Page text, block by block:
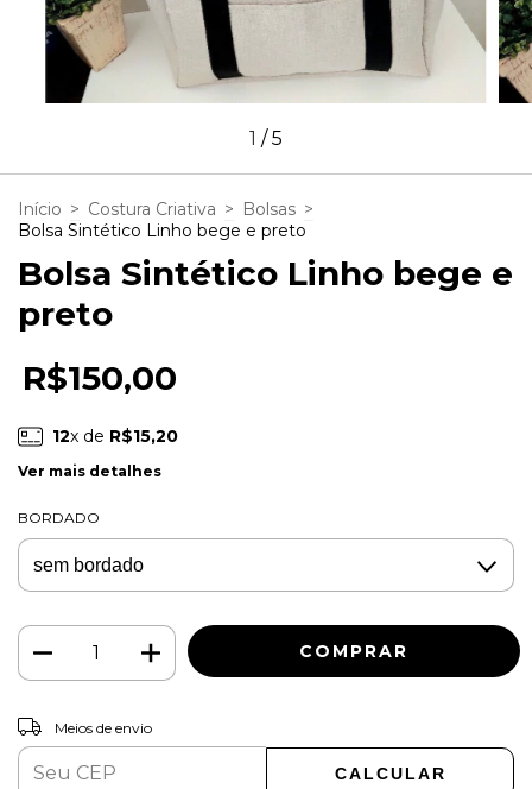
1 /5
Início > Costura Criativa > Bolsas >
Bolsa Sintético Linho bege e preto
Bolsa Sintético Linho bege e
preto
R$150,00
12x de R$15,20
Ver mais detalhes
BORDADO
Entregas para o CEP:
Meios de envio
CALCULAR